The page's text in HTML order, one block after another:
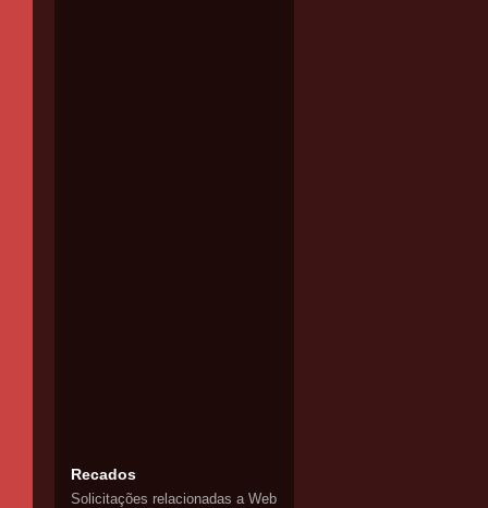
Recados
Solicitações relacionadas a Web